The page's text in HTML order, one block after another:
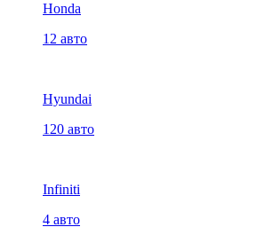
Honda
12 авто
Hyundai
120 авто
Infiniti
4 авто